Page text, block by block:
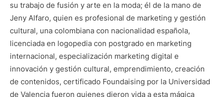
su trabajo de fusión y arte en la moda; él de la mano de
Jeny Alfaro, quien es profesional de marketing y gestión
cultural, una colombiana con nacionalidad española,
licenciada en logopedia con postgrado en marketing
internacional, especialización marketing digital e
innovación y gestión cultural, emprendimiento, creación
de contenidos, certificado Foundaising por la Universidad
de Valencia fueron quienes dieron vida a esta mágica